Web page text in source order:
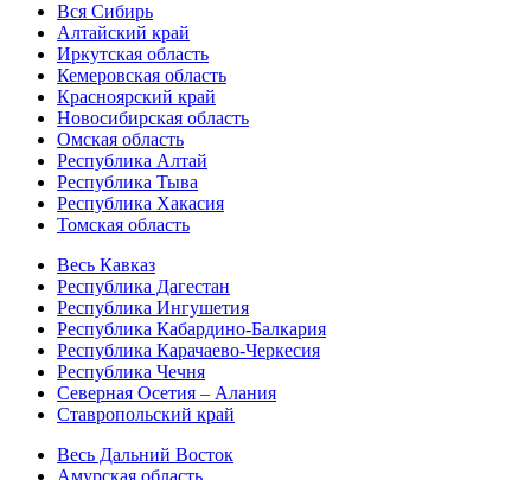
Вся Сибирь
Алтайский край
Иркутская область
Кемеровская область
Красноярский край
Новосибирская область
Омская область
Республика Алтай
Республика Тыва
Республика Хакасия
Томская область
Весь Кавказ
Республика Дагестан
Республика Ингушетия
Республика Кабардино-Балкария
Республика Карачаево-Черкесия
Республика Чечня
Северная Осетия – Алания
Ставропольский край
Весь Дальний Восток
Амурская область